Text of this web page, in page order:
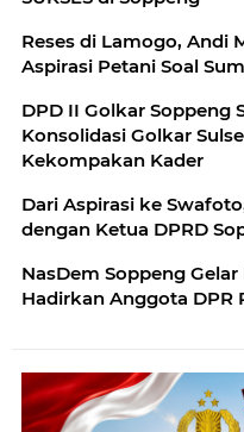
Reses di Lamogo, Andi
Aspirasi Petani Soal
DPD II Golkar Soppeng
Konsolidasi Golkar
Kekompakan Kader
Dari Aspirasi ke
dengan Ketua DPRD
NasDem Soppeng
Hadirkan Anggota DPR